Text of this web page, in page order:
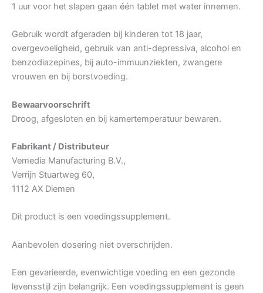
1 uur voor het slapen gaan één tablet met water innemen.
Gebruik wordt afgeraden bij kinderen tot 18 jaar,
overgevoeligheid, gebruik van anti-depressiva, alcohol en
benzodiazepines, bij auto-immuunziekten, zwangere
vrouwen en bij borstvoeding.
Bewaarvoorschrift
Droog, afgesloten en bij kamertemperatuur bewaren.
Fabrikant / Distributeur
Vemedia Manufacturing B.V.,
Verrijn Stuartweg 60,
1112 AX Diemen
Dit product is een voedingssupplement.
Aanbevolen dosering niet overschrijden.
Een gevarieerde, evenwichtige voeding en een gezonde
levensstijl zijn belangrijk. Een voedingssupplement is geen